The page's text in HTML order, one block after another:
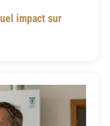
impact sur